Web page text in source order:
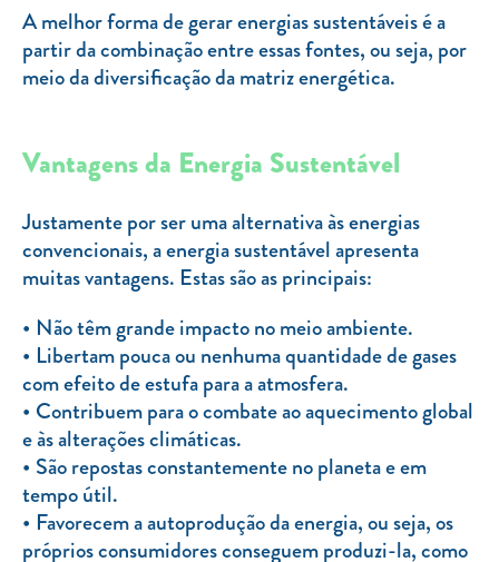
A melhor forma de gerar energias sustentáveis é a
partir da combinação entre essas fontes, ou seja, por
meio da diversificação da matriz energética.
Vantagens da Energia Sustentável
Justamente por ser uma alternativa às energias
convencionais, a energia sustentável apresenta
muitas vantagens. Estas são as principais:
Não têm grande impacto no meio ambiente.
Libertam pouca ou nenhuma quantidade de gases
com efeito de estufa para a atmosfera.
Contribuem para o combate ao aquecimento global
e às alterações climáticas.
São repostas constantemente no planeta e em
tempo útil.
Favorecem a autoprodução da energia, ou seja, os
próprios consumidores conseguem produzi-la, como